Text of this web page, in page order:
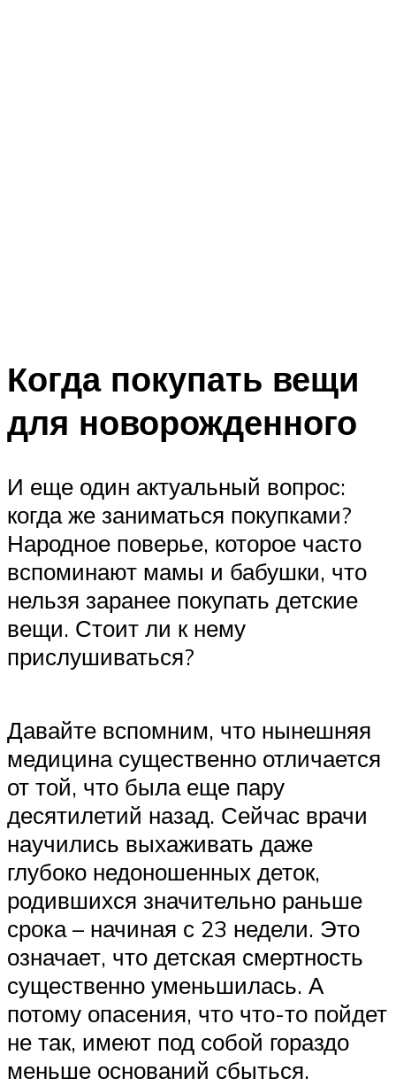
Когда покупать вещи
для новорожденного
И еще один актуальный вопрос:
когда же заниматься покупками?
Народное поверье, которое часто
вспоминают мамы и бабушки, что
нельзя заранее покупать детские
вещи. Стоит ли к нему
прислушиваться?
Давайте вспомним, что нынешняя
медицина существенно отличается
от той, что была еще пару
десятилетий назад. Сейчас врачи
научились выхаживать даже
глубоко недоношенных деток,
родившихся значительно раньше
срока – начиная с 23 недели. Это
означает, что детская смертность
существенно уменьшилась. А
потому опасения, что что-то пойдет
не так, имеют под собой гораздо
меньше оснований сбыться.